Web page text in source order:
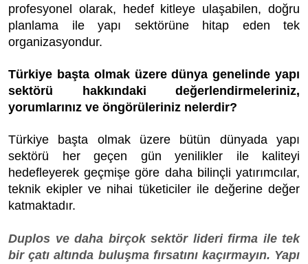
profesyonel olarak, hedef kitleye ulaşabilen, doğru
planlama ile yapı sektörüne hitap eden tek
organizasyondur.
Türkiye başta olmak üzere dünya genelinde yapı
sektörü hakkındaki değerlendirmeleriniz,
yorumlarınız ve öngörüleriniz nelerdir?
Türkiye başta olmak üzere bütün dünyada yapı
sektörü her geçen gün yenilikler ile kaliteyi
hedefleyerek geçmişe göre daha bilinçli yatırımcılar,
teknik ekipler ve nihai tüketiciler ile değerine değer
katmaktadır.
Duplos ve daha birçok sektör lideri firma ile tek
bir çatı altında buluşma fırsatını kaçırmayın. Yapı